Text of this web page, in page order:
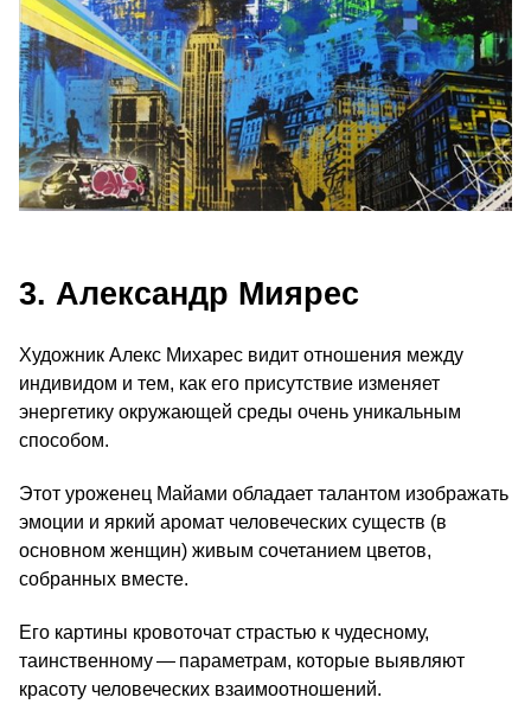
3. Александр Миярес
Художник Алекс Михарес видит отношения между
индивидом и тем, как его присутствие изменяет
энергетику окружающей среды очень уникальным
способом.
Этот уроженец Майами обладает талантом изображать
эмоции и яркий аромат человеческих существ (в
основном женщин) живым сочетанием цветов,
собранных вместе.
Его картины кровоточат страстью к чудесному,
таинственному — параметрам, которые выявляют
красоту человеческих взаимоотношений.